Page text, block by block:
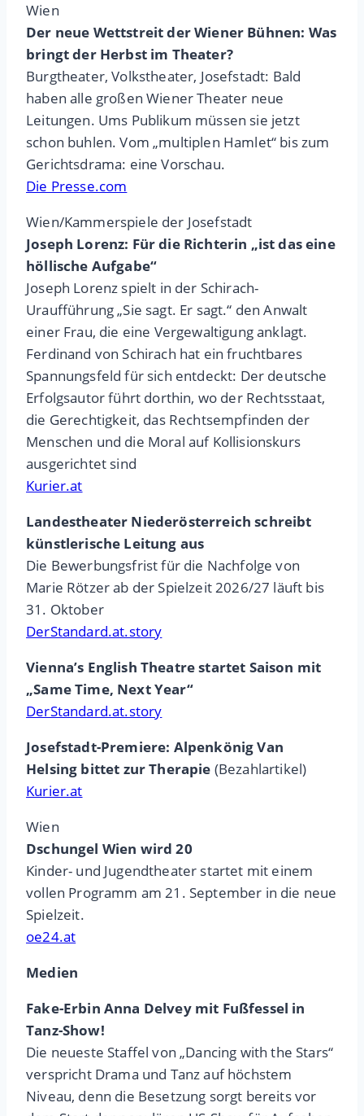
Wien
Der neue Wettstreit der Wiener Bühnen: Was
bringt der Herbst im Theater?
Burgtheater, Volkstheater, Josefstadt: Bald
haben alle großen Wiener Theater neue
Leitungen. Ums Publikum müssen sie jetzt
schon buhlen. Vom „multiplen Hamlet“ bis zum
Gerichtsdrama: eine Vorschau.
Die Presse.com
Wien/Kammerspiele der Josefstadt
Joseph Lorenz: Für die Richterin „ist das eine
höllische Aufgabe“
Joseph Lorenz spielt in der Schirach-
Uraufführung „Sie sagt. Er sagt.“ den Anwalt
einer Frau, die eine Vergewaltigung anklagt.
Ferdinand von Schirach hat ein fruchtbares
Spannungsfeld für sich entdeckt: Der deutsche
Erfolgsautor führt dorthin, wo der Rechtsstaat,
die Gerechtigkeit, das Rechtsempfinden der
Menschen und die Moral auf Kollisionskurs
ausgerichtet sind
Kurier.at
Landestheater Niederösterreich schreibt
künstlerische Leitung aus
Die Bewerbungsfrist für die Nachfolge von
Marie Rötzer ab der Spielzeit 2026/27 läuft bis
31. Oktober
DerStandard.at.story
Vienna’s English Theatre startet Saison mit
„Same Time, Next Year“
DerStandard.at.story
Josefstadt-Premiere: Alpenkönig Van
Helsing bittet zur Therapie (Bezahlartikel)
Kurier.at
Wien
Dschungel Wien wird 20
Kinder- und Jugendtheater startet mit einem
vollen Programm am 21. September in die neue
Spielzeit.
oe24.at
Medien
Fake-Erbin Anna Delvey mit Fußfessel in
Tanz-Show!
Die neueste Staffel von „Dancing with the Stars“
verspricht Drama und Tanz auf höchstem
Niveau, denn die Besetzung sorgt bereits vor